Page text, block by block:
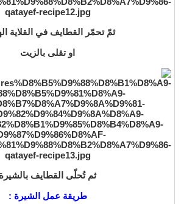
ثمّ تحمّر القطايف في القلاية
او تقلى بالزيت
ثم تُحلّى القطايف بالشيرة
طريقة عمل الشيرة :